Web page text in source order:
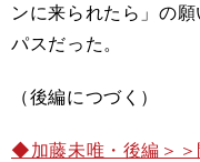
ンに来られたら」の
パスだった。
（後編につづく）
◆加藤未唯・後編＞＞